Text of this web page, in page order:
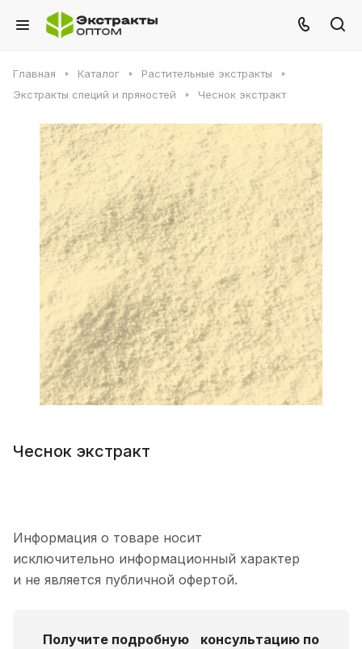
Главная Каталог
Растительные экстракты
Экстракты специй и пряностей
Чеснок экстракт
Чеснок экстракт
Информация о товаре носит
исключительно информационный характер
и не является публичной офертой.
Получите подробную консультацию по